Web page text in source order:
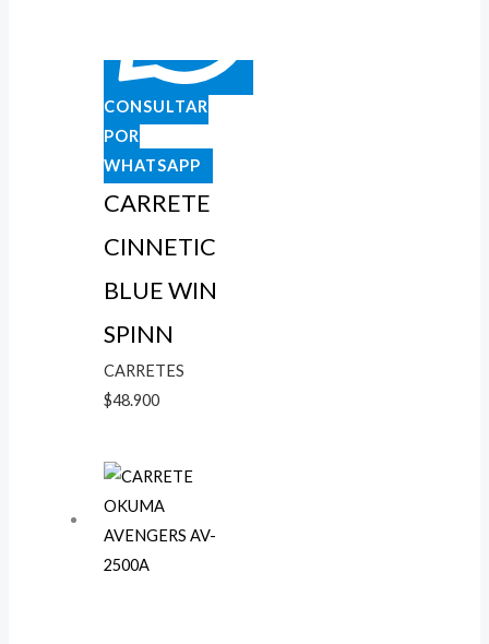
CONSULTAR
POR
WHATSAPP
CARRETE
CINNETIC
BLUE WIN
SPINN
CARRETES
$48.900